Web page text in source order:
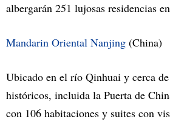
albergarán 251 lujosas residencias
Mandarin Oriental Nanjing (China)
Ubicado en el río Qinhuai y cerca
históricos, incluida la Puerta de
con 106 habitaciones y suites con